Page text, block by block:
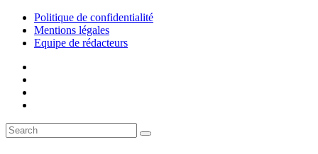
Politique de confidentialité
Mentions légales
Equipe de rédacteurs